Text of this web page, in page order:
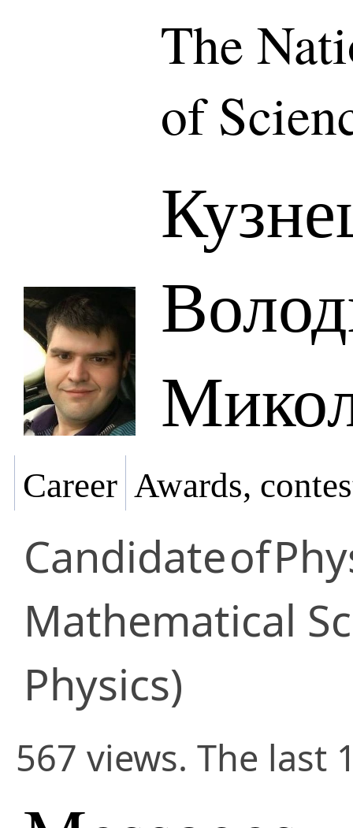
The
of
Career Awards,
Candidateof
Mathematical
Physics)
567 views. The last